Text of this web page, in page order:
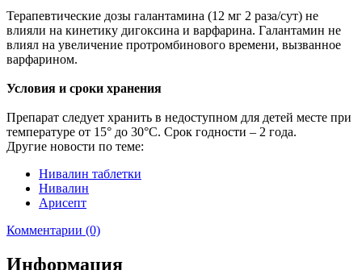
Терапевтические дозы галантамина (12 мг 2 раза/сут) не
влияли на кинетику дигоксина и варфарина. Галантамин не
влиял на увеличение протромбинового времени, вызванное
варфарином.
Условия и сроки хранения
Препарат следует хранить в недоступном для детей месте при
температуре от 15° до 30°C. Срок годности – 2 года.
Другие новости по теме:
Нивалин таблетки
Нивалин
Арисепт
Комментарии (0)
Информация